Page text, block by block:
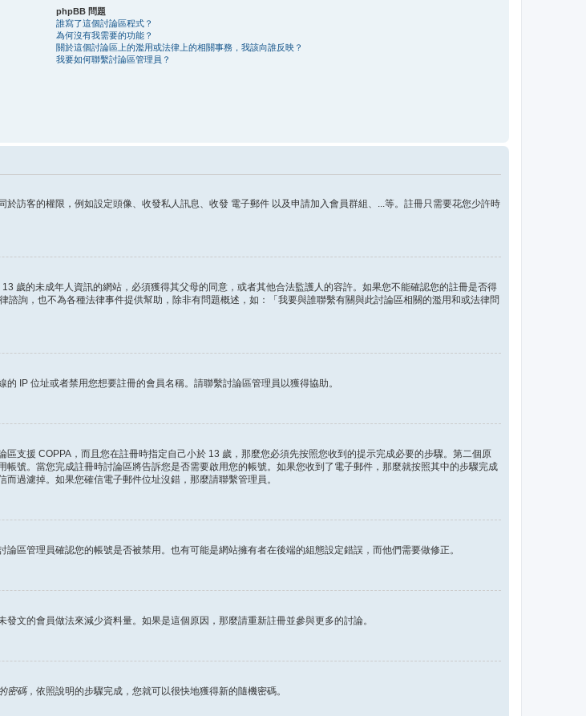
phpBB 問題
誰寫了這個討論區程式？
為何沒有我需要的功能？
關於這個討論區上的濫用或法律上的相關事務，我該向誰反映？
我要如何聯繫討論區管理員？
訪客的權限，例如設定頭像、收發私人訊息、收發 電子郵件 以及申請加入會員群組、...等。註冊只需要花您少許時
歲的未成年人資訊的網站，必須獲得其父母的同意，或者其他合法監護人的容許。如果您不能確認您的註冊是否得
詢，也不為各種法律事件提供幫助，除非有問題概述，如：「我要與誰聯繫有關與此討論區相關的濫用和或法律問
IP 位址或者禁用您想要註冊的會員名稱。請聯繫討論區管理員以獲得協助。
支援 COPPA，而且您在註冊時指定自己小於 13 歲，那麼您必須先按照您收到的提示完成必要的步驟。第二個原
號。當您完成註冊時討論區將告訴您是否需要啟用您的帳號。如果您收到了電子郵件，那麼就按照其中的步驟完成
過濾掉。如果您確信電子郵件位址沒錯，那麼請聯繫管理員。
區管理員確認您的帳號是否被禁用。也有可能是網站擁有者在後端的組態設定錯誤，而他們需要做修正。
文的會員做法來減少資料量。如果是這個原因，那麼請重新註冊並參與更多的討論。
密碼，依照說明的步驟完成，您就可以很快地獲得新的隨機密碼。